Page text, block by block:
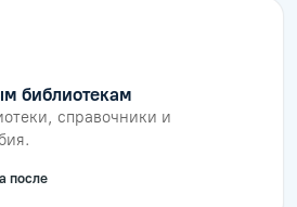
библиотекам
справочники и
после